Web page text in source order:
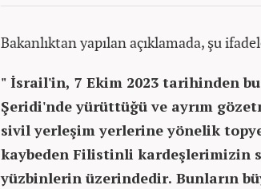
Bakanlıktan yapılan açıklamada, şu
" İsrail'in, 7 Ekim 2023 tarihinden bu
Şeridi'nde yürüttüğü ve ayrım
sivil yerleşim yerlerine yönelik
kaybeden Filistinli kardeşlerimizin
yüzbinlerin üzerindedir. Bunların